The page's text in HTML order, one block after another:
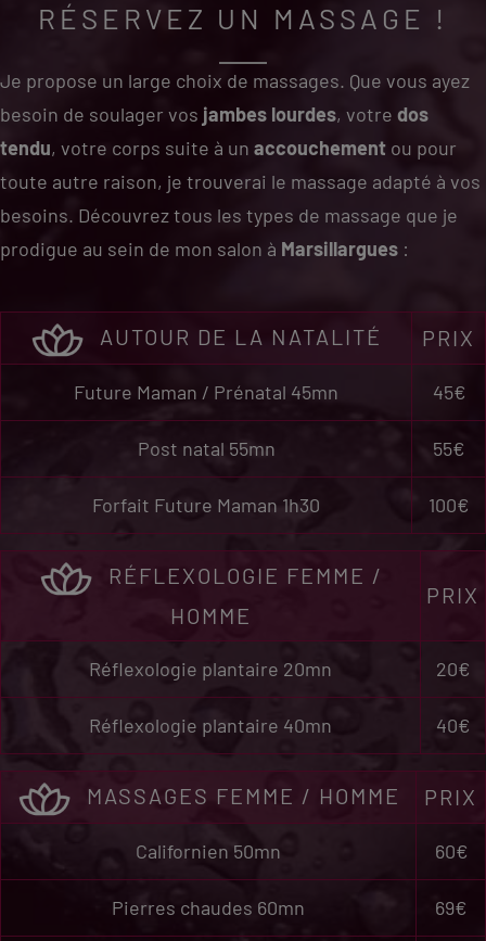
RÉSERVEZ UN MASSAGE !
Je propose un large choix de massages. Que vous ayez
besoin de soulager vos jambes lourdes, votre dos
tendu, votre corps suite à un accouchement ou pour
toute autre raison, je trouverai le massage adapté à vos
besoins. Découvrez tous les types de massage que je
prodigue au sein de mon salon à Marsillargues :
AUTOUR DE LA NATALITÉ PRIX
Future Maman / Prénatal 45mn 45€
Post natal 55mn 55€
Forfait Future Maman 1h30 100€
RÉFLEXOLOGIE FEMME /
HOMME
PRIX
Réflexologie plantaire 20mn 20€
Réflexologie plantaire 40mn 40€
MASSAGES FEMME / HOMME PRIX
Californien 50mn 60€
Pierres chaudes 60mn 69€